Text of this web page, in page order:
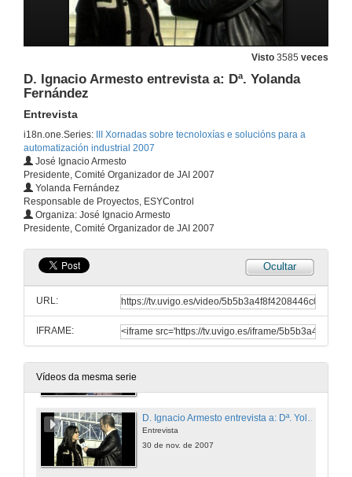
Visto 3585 veces
D. Ignacio Armesto entrevista a: Dª. Yolanda
Fernández
Entrevista
i18n.one.Series:
III Xornadas sobre tecnoloxías e solucións para a
automatización industrial 2007
José Ignacio Armesto
Presidente, Comité Organizador de JAI 2007
Yolanda Fernández
Responsable de Proyectos, ESYControl
Organiza: José Ignacio Armesto
Presidente, Comité Organizador de JAI 2007
Ocultar
URL:
IFRAME:
Vídeos da mesma serie
Entrevista
29 de nov. de 2007
Sesión VII
Entrevista
Sesión VIII
30 de nov. de 2007
Aplicación da Robótica na automatización integral dunha liña de fabricación de panel sandwich
Sesión VIII
30 de nov. de 2007
D. Ignacio Armesto entrevista a: D. Humberto Rodríguez
D. Ignacio Armesto entrevista a: Dª. Yolanda Fernández
Entrevista
30 de nov. de 2007